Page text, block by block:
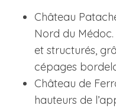
Château
Nord du Médoc.
et structurés,
cépages
Château de
hauteurs de